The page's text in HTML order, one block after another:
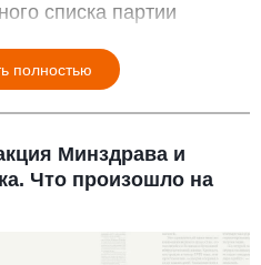
списка партии
полностью
Минздрава и
Что произошло на